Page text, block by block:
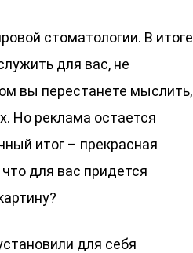
стоматологии. В итоге
для вас, не
вы перестанете мыслить,
Но реклама остается
итог – прекрасная
для вас придется
для себя